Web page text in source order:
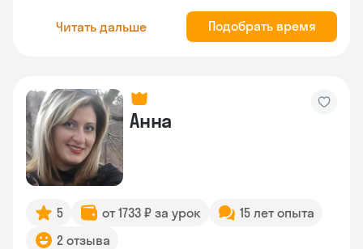
Читать дальше Подобрать время
Анна
5 от 1733 ₽ за урок
15 лет опыта
2 отзыва